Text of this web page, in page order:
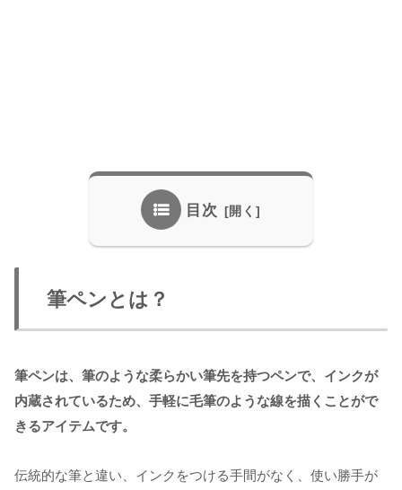
目次
筆ペンとは？
筆ペンは、筆のような柔らかい筆先を持つペンで、インクが
内蔵されているため、手軽に毛筆のような線を描くことがで
きるアイテムです。
伝統的な筆と違い、インクをつける手間がなく、使い勝手が